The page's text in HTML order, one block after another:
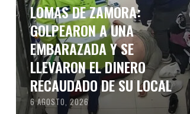
LOMAS DE ZAMORA:
GOLPEARON A UNA
EMBARAZADA Y SE
LLEVARON EL DINERO
RECAUDADO DE SU LOCAL
6 AGOSTO, 2026